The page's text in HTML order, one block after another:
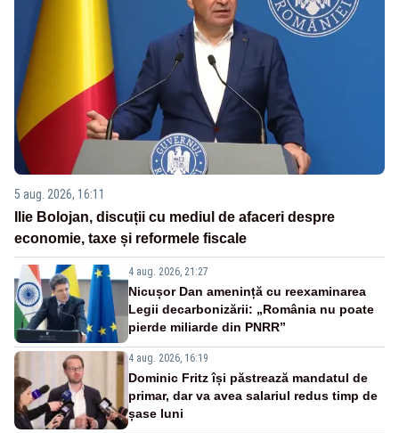
5 aug. 2026, 16:11
Ilie Bolojan, discuții cu mediul de afaceri despre
economie, taxe și reformele fiscale
4 aug. 2026, 21:27
Nicușor Dan amenință cu reexaminarea
Legii decarbonizării: „România nu poate
pierde miliarde din PNRR”
4 aug. 2026, 16:19
Dominic Fritz își păstrează mandatul de
primar, dar va avea salariul redus timp de
șase luni